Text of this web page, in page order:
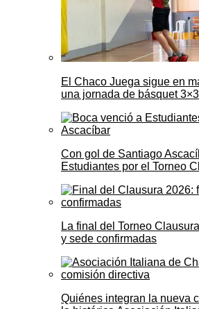
El Chaco Juega sigue en
una jornada de básquet 3×3
Con gol de Santiago
Estudiantes por el Torneo
La final del Torneo
y sede confirmadas
Quiénes integran la nueva